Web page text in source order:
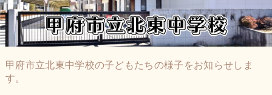
甲府市立北東中学校の子どもたちの様子をお知らせしま
す。